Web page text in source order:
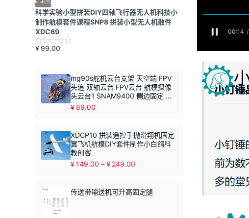
科学实验小型拼装DIY四轴飞行器无人机科技小
制作航模套件课程SNP8 拼装小型无人机散件
XDC69
¥ 99.00
mg90s舵机云台支架 天空端 FPV
头追 双轴云台 FPV云台 航模摄像
头云台1 SNAM9400 侧边固定 不
带摄像头
¥89.00
XDCP10 拼装遥控手抛滑翔机固定
翼飞机航模DIY套件制作小白鸽科
教创客
¥149.00 – ¥ 249.00
围：
传送带输送机可升高固定腿